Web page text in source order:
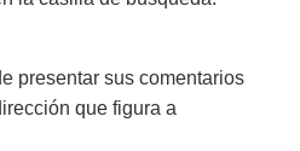
presentar sus comentarios
que figura a